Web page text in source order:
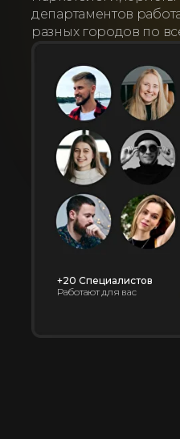
департаментов
разных городов по
+20 Специалистов
Работают для вас